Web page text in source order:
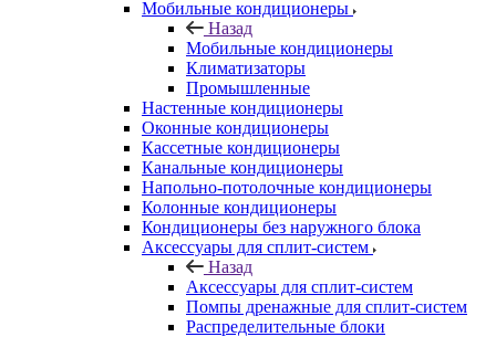
Мобильные кондиционеры
Назад
Мобильные кондиционеры
Климатизаторы
Промышленные
Настенные кондиционеры
Оконные кондиционеры
Кассетные кондиционеры
Канальные кондиционеры
Напольно-потолочные кондиционеры
Колонные кондиционеры
Кондиционеры без наружного блока
Аксессуары для сплит-систем
Назад
Аксессуары для сплит-систем
Помпы дренажные для сплит-систем
Распределительные блоки